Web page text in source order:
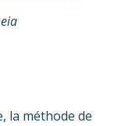
la méthode de